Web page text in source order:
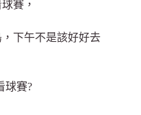
賽，
下午不是該好好去
球賽?